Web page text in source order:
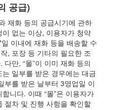
공급)
재화 등의 공급시기에 관하
이 없는 이상, 이용자가 청약
이내에 재화 등을 배송할 수
, 포장 등 기타의 필요한 조
다만, “몰”이 이미 재화 등의
일부를 받은 경우에는 대금
부를 받은 날부터 3영업일 이
니다. 이때 “몰”은 이용자가
절차 및 진행 사항을 확인할